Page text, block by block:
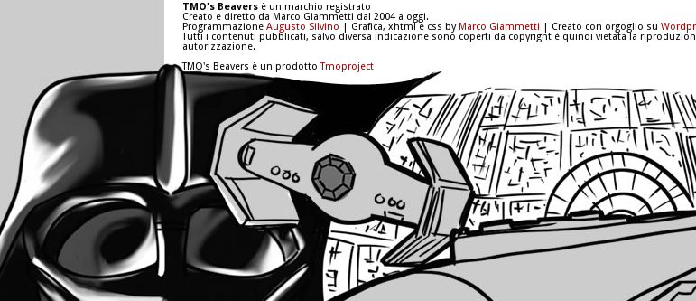
TMO's Beavers è un marchio registrato
Creato e diretto da Marco Giammetti dal 2004 a oggi.
Programmazione Augusto Silvino | Grafica, xhtml e css byMarco Giammetti | Creato con orgoglio su
Tutti i contenuti pubblicati, salvo diversa indicazione sono coperti da copyright è quindi vietata la
autorizzazione.
TMO's Beavers è un prodottoTmoproject